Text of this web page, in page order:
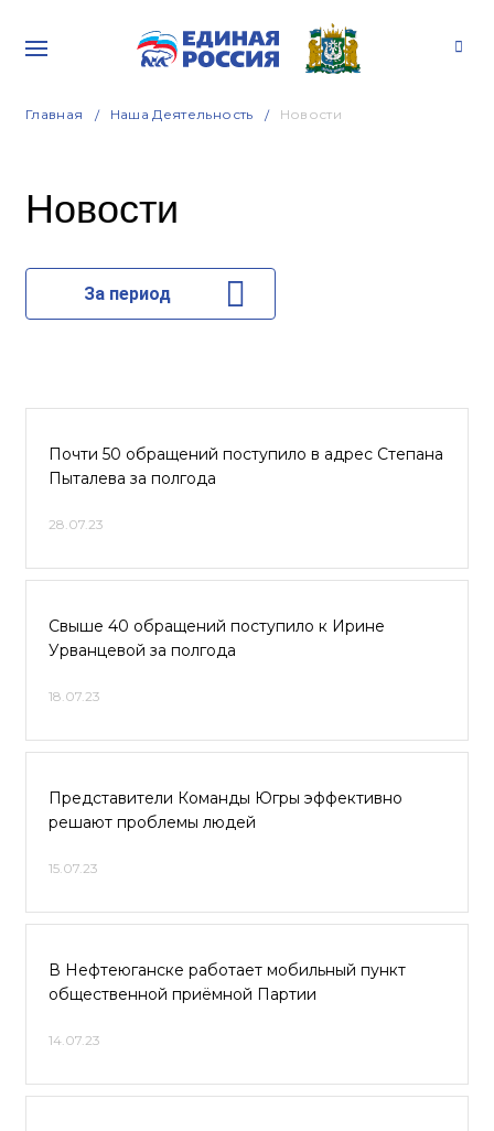
Главная Наша Деятельность Новости
Новости
За период
Почти 50 обращений поступило в адрес Степана
Пыталева за полгода
28.07.23
Свыше 40 обращений поступило к Ирине
Урванцевой за полгода
18.07.23
Представители Команды Югры эффективно
решают проблемы людей
15.07.23
В Нефтеюганске работает мобильный пункт
общественной приёмной Партии
14.07.23